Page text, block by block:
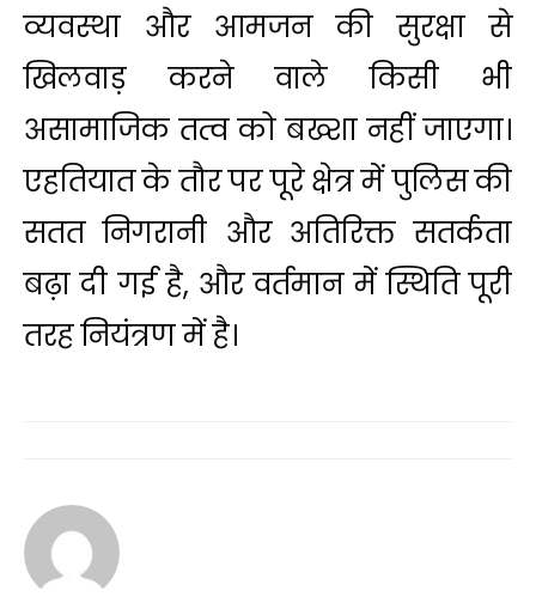
व्यवस्था और आमजन की सुरक्षा से
खिलवाड़ करने वाले किसी भी
असामाजिक तत्व को बख्शा नहीं जाएगा।
एहतियात के तौर पर पूरे क्षेत्र में पुलिस की
सतत निगरानी और अतिरिक्त सतर्कता
बढ़ा दी गई है, और वर्तमान में स्थिति पूरी
तरह नियंत्रण में है।